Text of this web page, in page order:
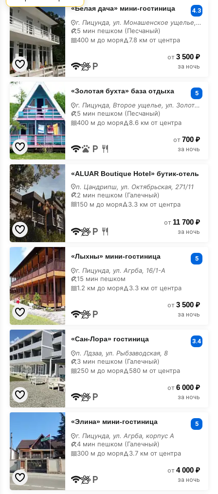
«Белая
дача»
мини-
гостиница
с
лечением
«Белая дача» мини-гостиница 4.3
г. Пицунда, ул. Монашенское ущелье, 12/а
5 мин пешком (Песчаный)
400 м до моря
7.8 км от центра
от 3 500 ₽
за ночь
«Золотая
бухта»
база
отдыха
с
лечением
«Золотая бухта» база отдыха 5
г. Пицунда, Второе ущелье, ул. Золотая бухта
5 мин пешком (Песчаный)
400 м до моря
8.6 км от центра
от 700 ₽
за ночь
«ALUAR
Boutique
Hotel»
бутик-
отель
с
лечением
«ALUAR Boutique Hotel» бутик-отель
п. Цандрипш, ул. Октябрьская, 271/11
2 мин пешком (Галечный)
150 м до моря
3.3 км от центра
от 11 700 ₽
за ночь
«Лыхны»
мини-
гостиница
с
лечением
«Лыхны» мини-гостиница 5
г. Пицунда, ул. Агрба, 16/1-А
15 мин пешком
1.2 км до моря
3.3 км от центра
от 3 500 ₽
за ночь
«Сан-
Лора»
гостиница
с
лечением
«Сан-Лора» гостиница 3.4
п. Лдзаа, ул. Рыбзаводская, 8
3 мин пешком (Галечный)
250 м до моря
580 м от центра
от 6 000 ₽
за ночь
«Элина»
гостиница
с
лечением
«Элина» мини-гостиница 5
г. Пицунда, ул. Агрба, корпус А
4 мин пешком (Галечный)
300 м до моря
3.7 км от центра
от 4 000 ₽
за ночь